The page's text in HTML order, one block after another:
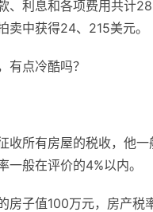
、利息和各项费用共计
卖中获得24、215美元。
有点冷酷吗？
收所有房屋的税收，他
一般在评价的4%以内。
房子值100万元，房产税